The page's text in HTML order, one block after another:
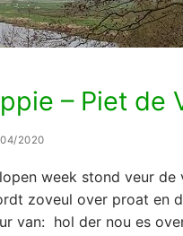
– Piet de
04/2020
week stond veur de
zoveul over proat en
van: hol der nou es